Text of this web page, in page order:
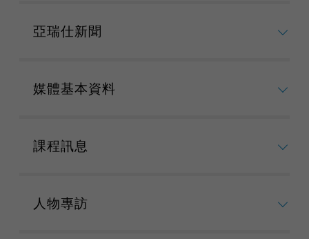
亞瑞仕新聞
媒體基本資料
課程訊息
人物專訪